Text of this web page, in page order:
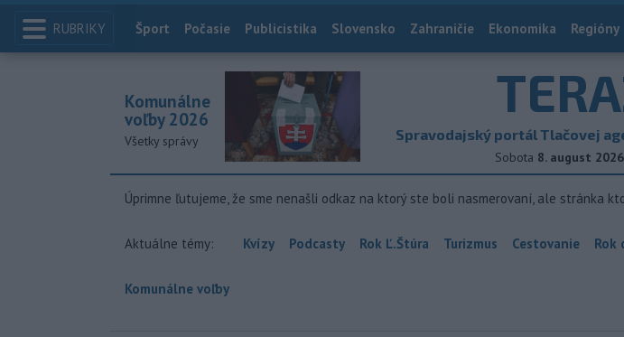
RUBRIKY Index
Šport Počasie Publicistika Slovensko Zahraničie Ekonomika Regióny
Spravodajský portál Tlačovej
Sobota 8. august 2026
Komunálne
voľby 2026
Všetky správy
Úprimne ľutujeme, že sme nenašli odkaz na ktorý ste boli nasmerovaní, ale stránka
Aktuálne témy: Kvízy Podcasty Rok Ľ.Štúra Turizmus Cestovanie Rok
Komunálne voľby